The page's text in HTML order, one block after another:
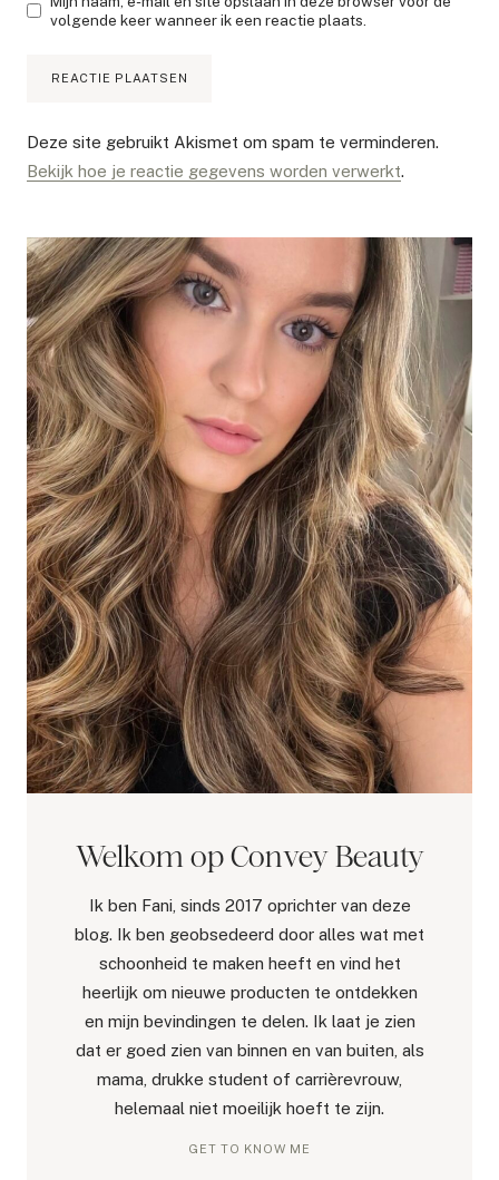
volgende keer wanneer ik een reactie plaats.
Deze site gebruikt Akismet om spam te verminderen.
Bekijk hoe je reactie gegevens worden verwerkt.
Welkom op Convey Beauty
Ik ben Fani, sinds 2017 oprichter van deze
blog. Ik ben geobsedeerd door alles wat met
schoonheid te maken heeft en vind het
heerlijk om nieuwe producten te ontdekken
en mijn bevindingen te delen. Ik laat je zien
dat er goed zien van binnen en van buiten, als
mama, drukke student of carrièrevrouw,
helemaal niet moeilijk hoeft te zijn.
GET TO KNOW ME